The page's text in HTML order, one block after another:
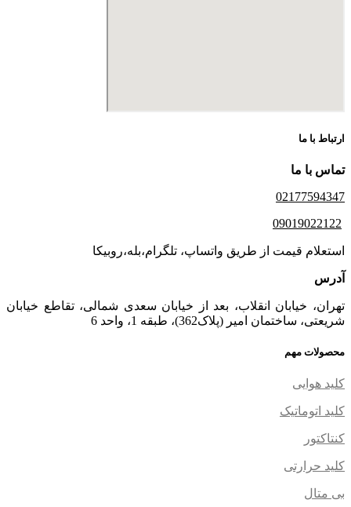
ارتباط با ما
تماس با ما
02177594347
09019022122
استعلام قیمت از طریق واتساپ، تلگرام،بله،روبیکا
آدرس
تهران، خیابان انقلاب، بعد از خیابان سعدی شمالی، تقاطع خیابان
شریعتی، ساختمان امیر (پلاک362)، طبقه 1، واحد 6
محصولات مهم
کلید هوایی
کلید اتوماتیک
کنتاکتور
کلید حرارتی
بی متال